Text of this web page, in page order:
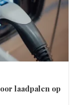
laadpalen op